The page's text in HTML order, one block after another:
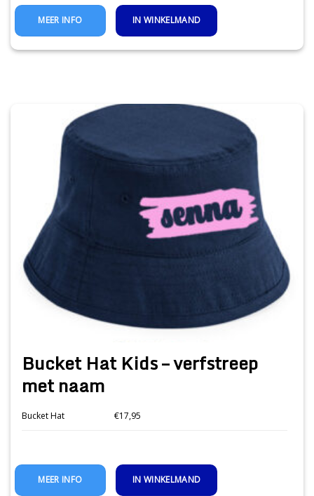
IN WINKELMAND
MEER INFO
Bucket Hat Kids – verfstreep
met naam
Bucket Hat €17,95
IN WINKELMAND
MEER INFO